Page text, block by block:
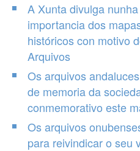
A Xunta divulga
importancia dos
históricos con motivo
Arquivos
Os arquivos
de memoria da
conmemorativo este
Os arquivos
para reivindicar o seu